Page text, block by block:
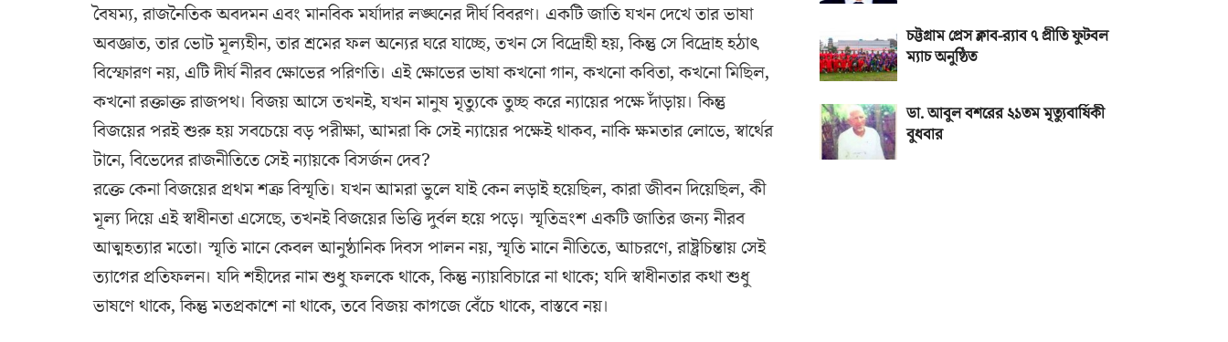
বৈষম্য, রাজনৈতিক অবদমন এবং মানবিক মর্যাদার লঙ্ঘনের দীর্ঘ বিবরণ। একটি জাতি যখন দেখে তার ভাষা
অবজ্ঞাত, তার ভোট মূল্যহীন, তার শ্রমের ফল অন্যের ঘরে যাচ্ছে, তখন সে বিদ্রোহী হয়, কিন্তু সে বিদ্রোহ হঠাৎ
বিস্ফোরণ নয়, এটি দীর্ঘ নীরব ক্ষোভের পরিণতি। এই ক্ষোভের ভাষা কখনো গান, কখনো কবিতা, কখনো মিছিল,
কখনো রক্তাক্ত রাজপথ। বিজয় আসে তখনই, যখন মানুষ মৃত্যুকে তুচ্ছ করে ন্যায়ের পক্ষে দাঁড়ায়। কিন্তু
বিজয়ের পরই শুরু হয় সবচেয়ে বড় পরীক্ষা, আমরা কি সেই ন্যায়ের পক্ষেই থাকব, নাকি ক্ষমতার লোভে, স্বার্থের
টানে, বিভেদের রাজনীতিতে সেই ন্যায়কে বিসর্জন দেব?
রক্তে কেনা বিজয়ের প্রথম শত্রু বিস্মৃতি। যখন আমরা ভুলে যাই কেন লড়াই হয়েছিল, কারা জীবন দিয়েছিল, কী
মূল্য দিয়ে এই স্বাধীনতা এসেছে, তখনই বিজয়ের ভিত্তি দুর্বল হয়ে পড়ে। স্মৃতিভ্রংশ একটি জাতির জন্য নীরব
আত্মহত্যার মতো। স্মৃতি মানে কেবল আনুষ্ঠানিক দিবস পালন নয়, স্মৃতি মানে নীতিতে, আচরণে, রাষ্ট্রচিন্তায় সেই
ত্যাগের প্রতিফলন। যদি শহীদের নাম শুধু ফলকে থাকে, কিন্তু ন্যায়বিচারে না থাকে; যদি স্বাধীনতার কথা শুধু
ভাষণে থাকে, কিন্তু মতপ্রকাশে না থাকে, তবে বিজয় কাগজে বেঁচে থাকে, বাস্তবে নয়।
চট্টগ্রাম প্রেস ক্লাব-র‌্যাব ৭ প্রীতি ফুটবল
ম্যাচ অনুষ্ঠিত
ডা. আবুল বশরের ২১তম মৃত্যুবার্ষিকী
বুধবার